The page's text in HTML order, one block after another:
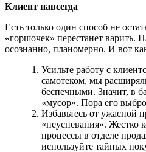
Клиент навсегда
Есть только один способ не
«горшочек» перестанет варить.
осоз­нанно, планомерно. И вот
Усильте работу с
самотеком, мы
беспечными. Значит, в
«мусор». Пора его
Избавьтесь от ужасной
«неуспевания». Жестко
процессы в отделе
используйте тай­ных